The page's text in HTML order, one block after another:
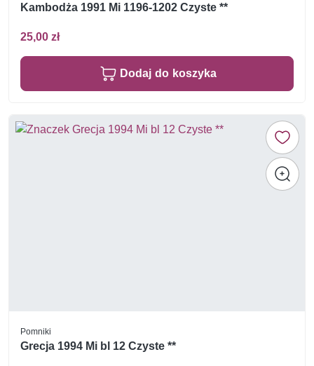
Kambodża 1991 Mi 1196-1202 Czyste **
25,00 zł
Dodaj do koszyka
Pomniki
Grecja 1994 Mi bl 12 Czyste **